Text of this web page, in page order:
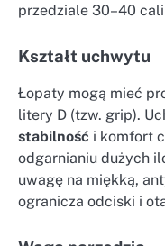
przedziale 30–40
Kształt uchwytu
Łopaty mogą mieć
litery D (tzw. grip).
stabilność i komfort
odgarnianiu dużych
uwagę na miękką,
ogranicza odciski i